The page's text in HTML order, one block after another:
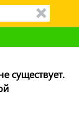
существует.